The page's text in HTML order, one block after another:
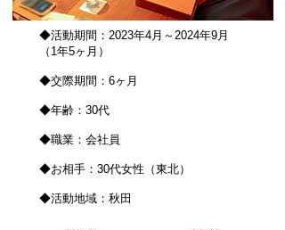
◆活動期間：2023年4月～2024年9月
（1年5ヶ月）
◆交際期間：6ヶ月
◆年齢：30代
◆職業：会社員
◆お相手：30代女性（東北）
◆活動地域：秋田